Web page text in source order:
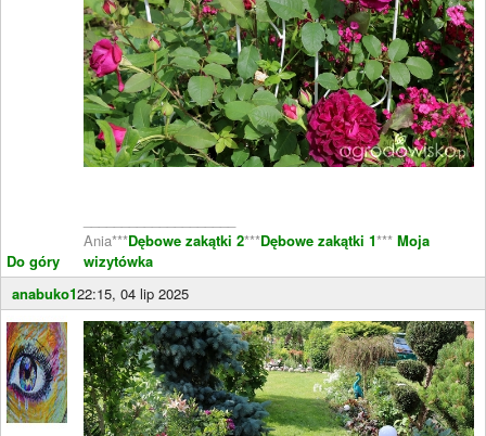
Do góry
Ania***Dębowe zakątki 2***Dębowe zakątki 1*** Moja
wizytówka
anabuko122:15, 04 lip 2025